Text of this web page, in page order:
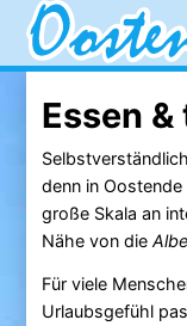
Essen
denn in
große Skala an
Nähe von die
Für viele
Urlaubsgefühl